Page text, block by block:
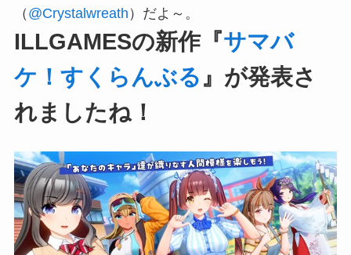
（ @Crystalwreath ）だよ～。
ILLGAMESの新作『サマバ
ケ！すくらんぶる』が発表さ
れましたね！